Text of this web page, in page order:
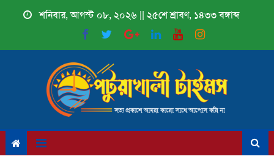
শনিবার, আগস্ট ০৮, ২০২৬ || ২৫শে শ্রাবণ, ১৪৩৩ বঙ্গাব্দ